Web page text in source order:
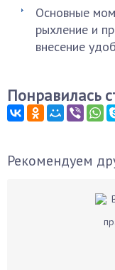
Основные
рыхление и
внесение
Понравилась
Рекомендуем